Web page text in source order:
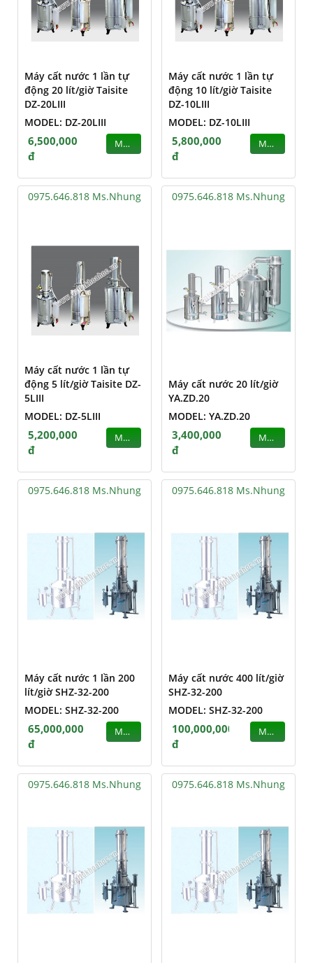
Máy cất nước 1 lần tự
động 20 lít/giờ Taisite
DZ-20LIII
MODEL: DZ-20LIII
6,500,000
đ
MUA
Máy cất nước 1 lần tự
động 10 lít/giờ Taisite
DZ-10LIII
MODEL: DZ-10LIII
5,800,000
đ
MUA
0975.646.818 Ms.Nhung
Máy cất nước 1 lần tự
động 5 lít/giờ Taisite DZ-
5LIII
MODEL: DZ-5LIII
5,200,000
đ
MUA
0975.646.818 Ms.Nhung
Máy cất nước 20 lít/giờ
YA.ZD.20
MODEL: YA.ZD.20
3,400,000
đ
MUA
0975.646.818 Ms.Nhung
Máy cất nước 1 lần 200
lít/giờ SHZ-32-200
MODEL: SHZ-32-200
65,000,000
đ
MUA
0975.646.818 Ms.Nhung
Máy cất nước 400 lít/giờ
SHZ-32-200
MODEL: SHZ-32-200
100,000,000
đ
MUA
0975.646.818 Ms.Nhung 0975.646.818 Ms.Nhung